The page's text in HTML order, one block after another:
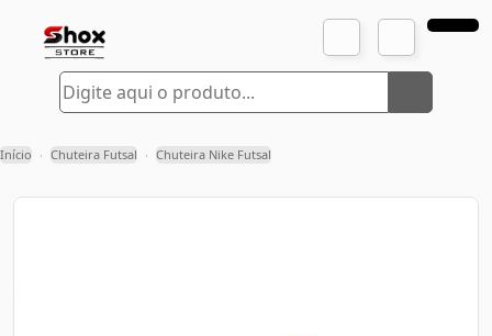
Início › Chuteira Futsal › Chuteira Nike Futsal